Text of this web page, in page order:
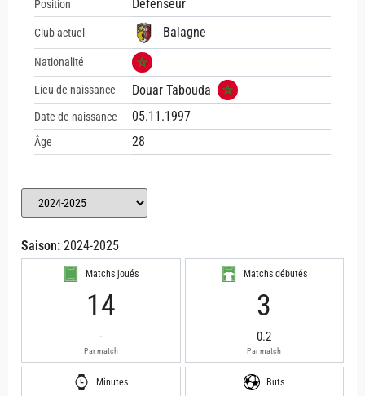
Position Défenseur
Club actuel Balagne
Nationalité
Lieu de naissance Douar Tabouda
Date de naissance 05.11.1997
Âge 28
Saison: 2024-2025
Matchs joués
14
-
Par match
Matchs débutés
3
0.2
Par match
Minutes Buts